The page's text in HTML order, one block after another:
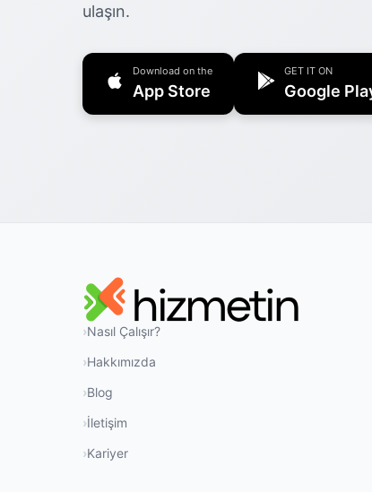
ulaşın.
Download on the
App Store
GET IT ON
Google
Nasıl Çalışır?
Hakkımızda
Blog
İletişim
Kariyer